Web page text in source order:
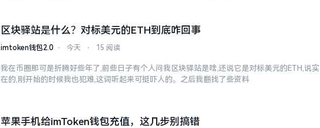
区块驿站是什么？对标美元的ETH到底咋回事
imtoken钱包2.0 ⋅ 今天 ⋅ 15 阅读
我在币圈那可是折腾好些年了,前些日子有个人问我区块驿站是啥,还说它是对标美元的ETH,说实
在的,刚开始的时候我也犯难,这词听起来可挺吓人的。之后我翻找了些资料
苹果手机给imToken钱包充值，这几步别搞错